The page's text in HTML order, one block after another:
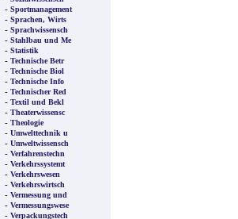
- Sportmanagement
- Sprachen, Wirts
- Sprachwissensch
- Stahlbau und Me
- Statistik
- Technische Betr
- Technische Biol
- Technische Info
- Technischer Red
- Textil und Bekl
- Theaterwissensc
- Theologie
- Umwelttechnik u
- Umweltwissensch
- Verfahrenstechn
- Verkehrssystemt
- Verkehrswesen
- Verkehrswirtsch
- Vermessung und
- Vermessungswese
- Verpackungstech